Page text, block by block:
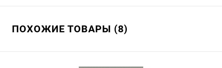
ПОХОЖИЕ ТОВАРЫ (8)